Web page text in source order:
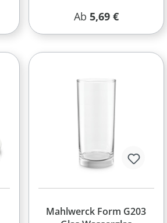
Regulärer Preis:
Ab 5,69 €
Mahlwerck Form G203